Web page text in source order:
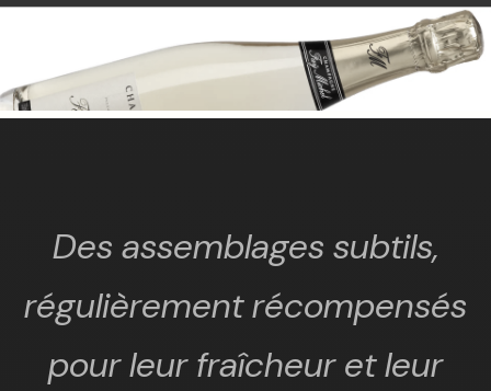
Des assemblages subtils,
régulièrement récompensés
pour leur fraîcheur et leur